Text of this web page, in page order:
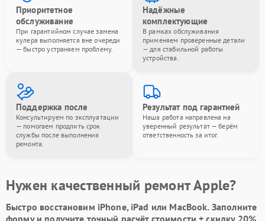
Приоритетное
обслуживание
При гарантийном случае замена
кулера выполняется вне очереди
— быстро устраняем проблему.
Надёжные
комплектующие
В рамках обслуживания
применяем проверенные детали
— для стабильной работы
устройства.
Поддержка после
Консультируем по эксплуатации
— помогаем продлить срок
службы после выполнения
ремонта.
Результат под гарантией
Наша работа направлена на
уверенный результат — берём
ответственность за итог.
Нужен качественный ремонт Apple?
Быстро восстановим iPhone, iPad или MacBook. Заполните
формуи получите точный расчёт стоимости +скидку 20%